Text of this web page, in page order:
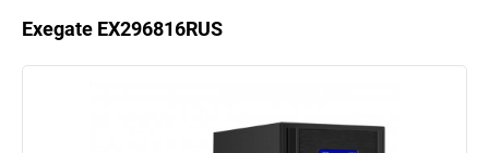
Exegate EX296816RUS